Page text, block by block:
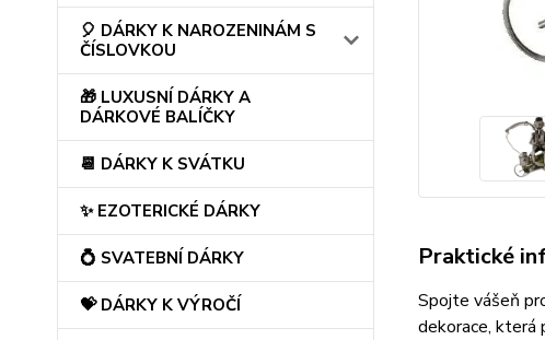
🎈 DÁRKY K NAROZENINÁM S
ČÍSLOVKOU
🎁 LUXUSNÍ DÁRKY A
DÁRKOVÉ BALÍČKY
📆 DÁRKY K SVÁTKU
✨ EZOTERICKÉ DÁRKY
💍 SVATEBNÍ DÁRKY
💝 DÁRKY K VÝROČÍ
Praktické
Spojte vášeň
dekorace, která